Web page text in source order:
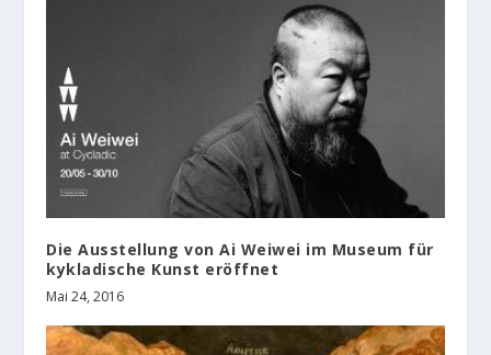
Die Ausstellung von Ai Weiwei im Museum für
kykladische Kunst eröffnet
Mai 24, 2016